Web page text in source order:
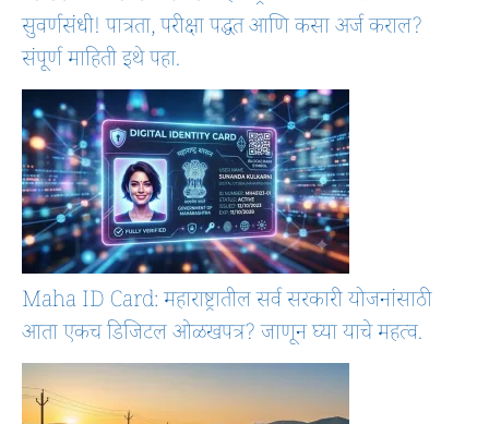
सुवर्णसंधी! पात्रता, परीक्षा पद्धत आणि कसा अर्ज कराल?
संपूर्ण माहिती इथे पहा.
Maha ID Card: महाराष्ट्रातील सर्व सरकारी योजनांसाठी
आता एकच डिजिटल ओळखपत्र? जाणून घ्या याचे महत्व.